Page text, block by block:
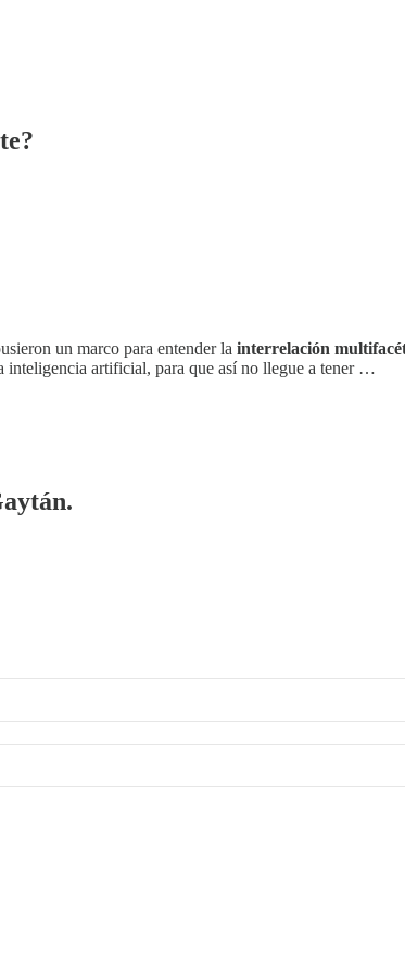
un marco para entender la interrelación
inteligencia artificial, para que así no llegue a tener …